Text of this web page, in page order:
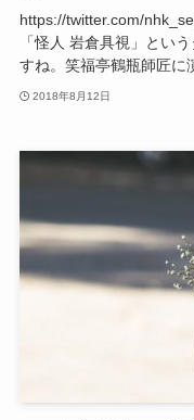
https://twitter.com/
「怪人 岩倉具視」とい
すね。笑福亭鶴瓶師匠に
2018年8月12日